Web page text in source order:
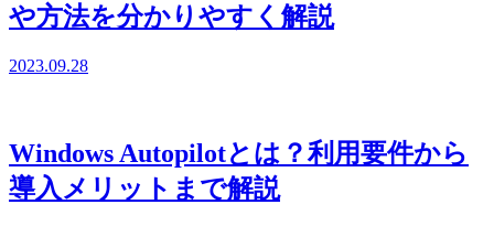
や方法を分かりやすく解説
2023.09.28
Windows Autopilotとは？利用要件から
導入メリットまで解説